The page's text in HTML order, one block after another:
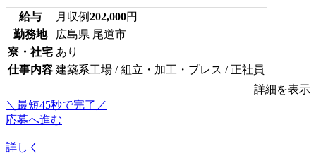
給与 月収例202,000円
勤務地
広島県 尾道市
寮・社宅 あり
仕事内容 建築系工場 / 組立・加工・プレス / 正社員
詳細を表示
＼最短45秒で完了／
応募へ進む
詳しく